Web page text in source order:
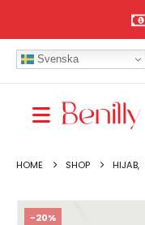
Svenska
HOME SHOP HIJAB,
-20%